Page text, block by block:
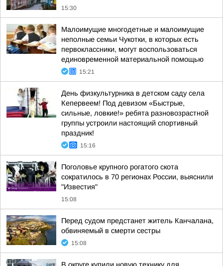
15:30
Малоимущие многодетные и малоимущие
неполные семьи Чукотки, в которых есть
первоклассники, могут воспользоваться
единовременной материальной помощью
15:21
День физкультурника в детском саду села
Кепервеем! Под девизом «Быстрые,
сильные, ловкие!» ребята разновозрастной
группы устроили настоящий спортивный
праздник!
15:16
Поголовье крупного рогатого скота
сократилось в 70 регионах России, выяснили
"Известия"
15:08
Перед судом предстанет житель Канчалана,
обвиняемый в смерти сестры
15:08